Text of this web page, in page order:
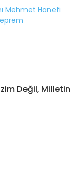
Değil, Milletin